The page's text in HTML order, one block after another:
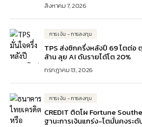
สิงหาคม 7, 2026
การเงิน - การลงทุน
TPS ส่งซิกครึ่งหลังปี 69 โตต่อ
ล้าน ลุย AI ดันรายได้โต 20%
กรกฎาคม 13, 2026
การเงิน - การลงทุน
CREDIT ติดโผ Fortune
ฐานะการเงินแกร่ง-โตมั่นคงระ